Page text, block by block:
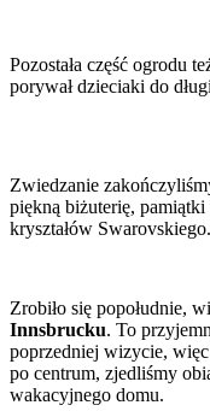
Pozostała część ogrodu
porywał dzieciaki do
Zwiedzanie
piękną biżuterię, pamiątki
kryształów Swarovskiego.
Zrobiło się popołudnie,
Innsbrucku. To
poprzedniej wizycie,
po centrum, zjedliśmy
wakacyjnego domu.